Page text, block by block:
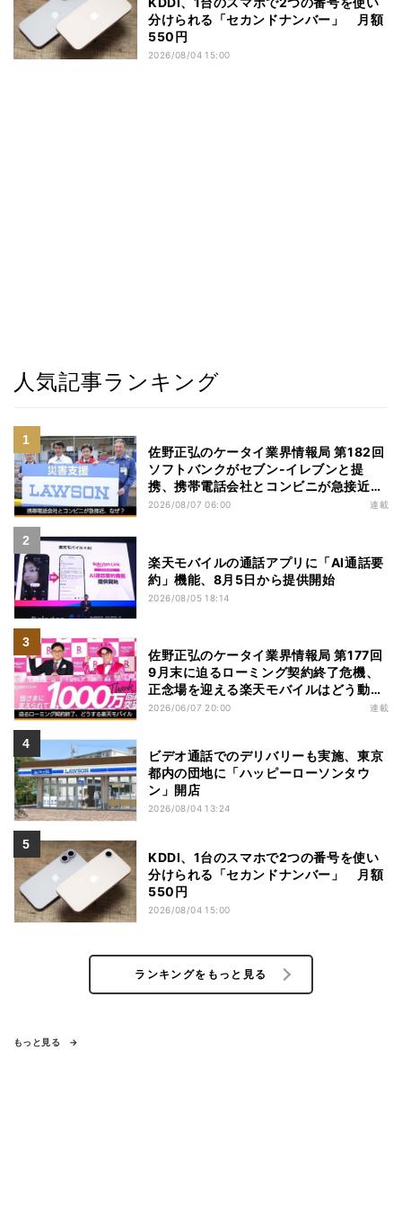
分けられる「セカンドナンバー」 月額
550円
2026/08/04 15:00
人気記事ランキング
佐野正弘のケータイ業界情報局 第182回
ソフトバンクがセブン-イレブンと提
携、携帯電話会社とコンビニが急接近す
る理由は
2026/08/07 06:00 連載
楽天モバイルの通話アプリに「AI通話要
約」機能、8月5日から提供開始
2026/08/05 18:14
佐野正弘のケータイ業界情報局 第177回
9月末に迫るローミング契約終了危機、
正念場を迎える楽天モバイルはどう動
く？
2026/06/07 20:00 連載
ビデオ通話でのデリバリーも実施、東京
都内の団地に「ハッピーローソンタウ
ン」開店
2026/08/04 13:24
KDDI、1台のスマホで2つの番号を使い
分けられる「セカンドナンバー」 月額
550円
2026/08/04 15:00
ランキングをもっと見る
もっと見る